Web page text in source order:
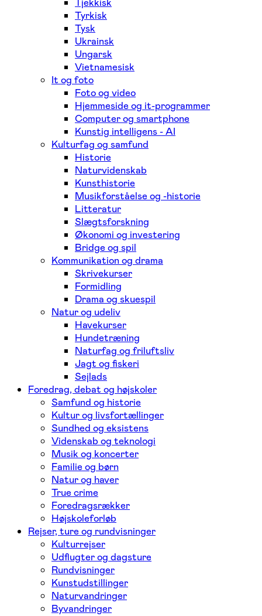
Tyrkisk
Tysk
Ukrainsk
Ungarsk
Vietnamesisk
It og foto
Foto og video
Hjemmeside og it-programmer
Computer og smartphone
Kunstig intelligens - AI
Kulturfag og samfund
Historie
Naturvidenskab
Kunsthistorie
Musikforståelse og -historie
Litteratur
Slægtsforskning
Økonomi og investering
Bridge og spil
Kommunikation og drama
Skrivekurser
Formidling
Drama og skuespil
Natur og udeliv
Havekurser
Hundetræning
Naturfag og friluftsliv
Jagt og fiskeri
Sejlads
Foredrag, debat og højskoler
Samfund og historie
Kultur og livsfortællinger
Sundhed og eksistens
Videnskab og teknologi
Musik og koncerter
Familie og børn
Natur og haver
True crime
Foredragsrækker
Højskoleforløb
Rejser, ture og rundvisninger
Kulturrejser
Udflugter og dagsture
Rundvisninger
Kunstudstillinger
Naturvandringer
Byvandringer